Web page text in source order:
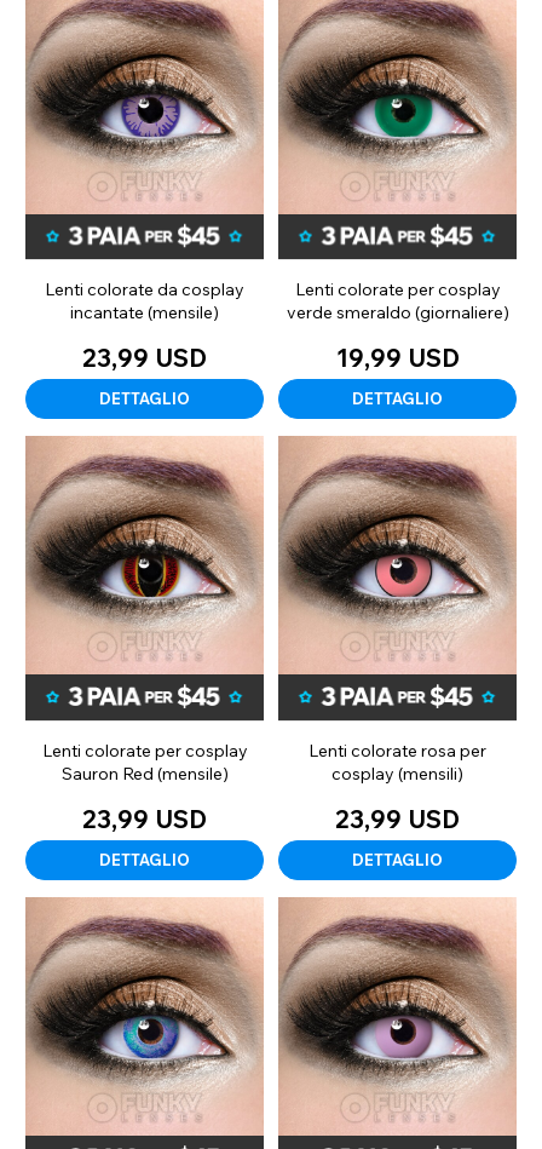
Lenti colorate da cosplay
incantate (mensile)
23,99 USD
DETTAGLIO
Lenti colorate per cosplay
verde smeraldo (giornaliere)
19,99 USD
DETTAGLIO
Lenti colorate per cosplay
Sauron Red (mensile)
23,99 USD
DETTAGLIO
Lenti colorate rosa per
cosplay (mensili)
23,99 USD
DETTAGLIO